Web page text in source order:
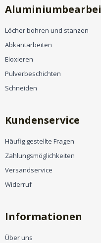
Löcher bohren und stanzen
Abkantarbeiten
Eloxieren
Pulverbeschichten
Schneiden
Kundenservice
Häufig gestellte Fragen
Zahlungsmöglichkeiten
Versandservice
Widerruf
Informationen
Über uns